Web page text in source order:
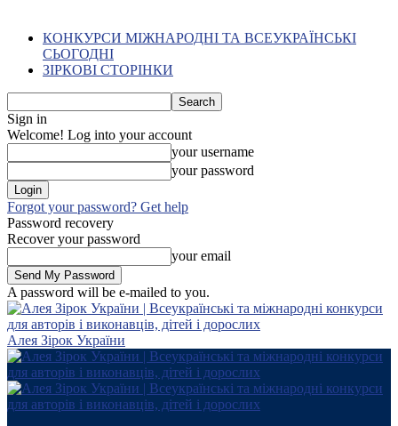
КОНКУРСИ МІЖНАРОДНІ ТА ВСЕУКРАЇНСЬКІ
СЬОГОДНІ
ЗІРКОВІ СТОРІНКИ
Sign in
Welcome! Log into your account
your username
your password
Forgot your password? Get help
Password recovery
Recover your password
your email
A password will be e-mailed to you.
Алея Зірок України